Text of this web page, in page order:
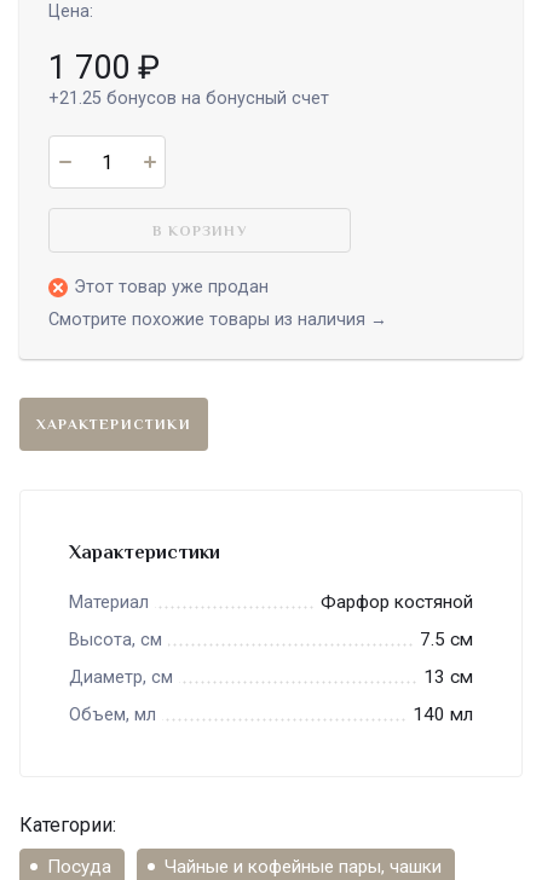
Цена:
1 700 ₽
+21.25 бонусов на бонусный счет
В КОРЗИНУ
Этот товар уже продан
Смотрите похожие товары из наличия →
ХАРАКТЕРИСТИКИ
Характеристики
Материал Фарфор костяной
Высота, см 7.5 см
Диаметр, см 13 см
Объем, мл 140 мл
Категории:
Посуда Чайные и кофейные пары, чашки